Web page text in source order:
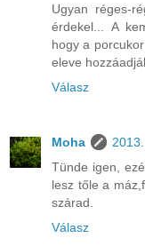
Ugyan réges-
érdekel... A
hogy a
eleve
Válasz
Moha
Tünde igen,
lesz tőle a
szárad.
Válasz